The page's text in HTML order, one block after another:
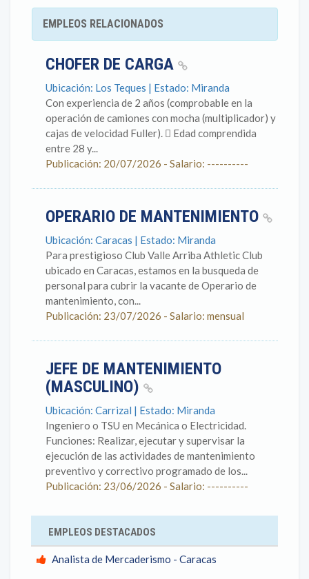
EMPLEOS RELACIONADOS
CHOFER DE CARGA
Ubicación: Los Teques | Estado: Miranda
Con experiencia de 2 años (comprobable en la
operación de camiones con mocha (multiplicador) y
cajas de velocidad Fuller).  Edad comprendida
entre 28 y...
Publicación: 20/07/2026 - Salario: ----------
OPERARIO DE MANTENIMIENTO
Ubicación: Caracas | Estado: Miranda
Para prestigioso Club Valle Arriba Athletic Club
ubicado en Caracas, estamos en la busqueda de
personal para cubrir la vacante de Operario de
mantenimiento, con...
Publicación: 23/07/2026 - Salario: mensual
JEFE DE MANTENIMIENTO
(MASCULINO)
Ubicación: Carrizal | Estado: Miranda
Ingeniero o TSU en Mecánica o Electricidad.
Funciones: Realizar, ejecutar y supervisar la
ejecución de las actividades de mantenimiento
preventivo y correctivo programado de los...
Publicación: 23/06/2026 - Salario: ----------
EMPLEOS DESTACADOS
Analista de Mercaderismo - Caracas